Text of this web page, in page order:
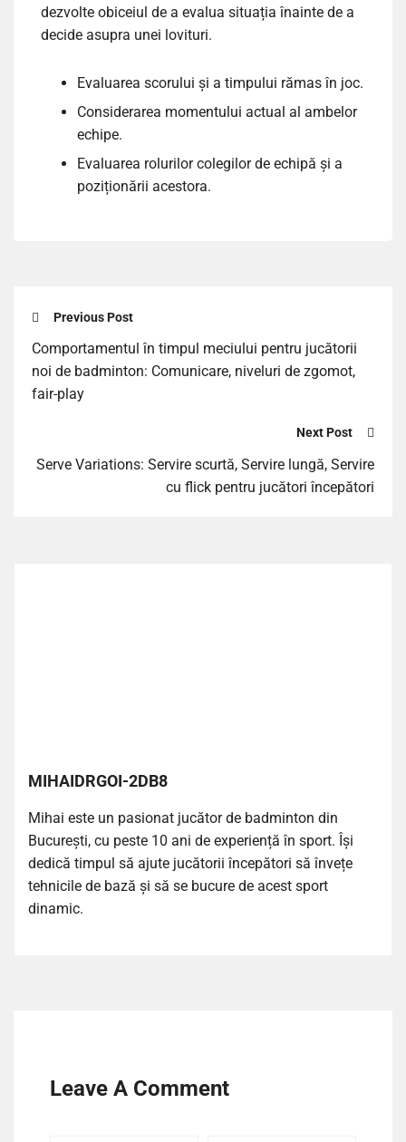
dezvolte obiceiul de a evalua situația înainte de a
decide asupra unei lovituri.
Evaluarea scorului și a timpului rămas în joc.
Considerarea momentului actual al ambelor
echipe.
Evaluarea rolurilor colegilor de echipă și a
poziționării acestora.
Previous Post
Comportamentul în timpul meciului pentru jucătorii
noi de badminton: Comunicare, niveluri de zgomot,
fair-play
Next Post
Serve Variations: Servire scurtă, Servire lungă, Servire
cu flick pentru jucători începători
MIHAIDRGOI-2DB8
Mihai este un pasionat jucător de badminton din
București, cu peste 10 ani de experiență în sport. Își
dedică timpul să ajute jucătorii începători să învețe
tehnicile de bază și să se bucure de acest sport
dinamic.
Leave A Comment